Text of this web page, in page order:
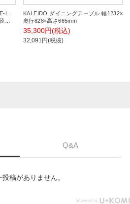
L
ス
KALEIDO ダイニングテーブル 幅1232×
奥行828×高さ665mm
35,300円(税込)
32,091円(税抜)
Q&A
投稿がありません。